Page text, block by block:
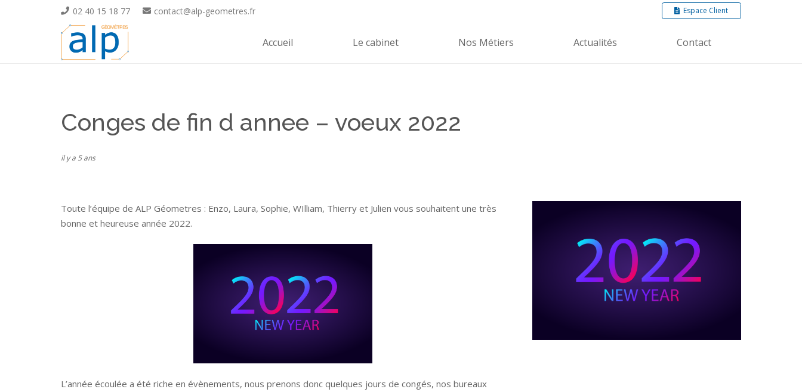
02 40 15 18 77 contact@alp-geometres.fr Espace Client
Accueil Le cabinet Nos Métiers Actualités Contact
Conges de fin d annee – voeux 2022
il y a 5 ans
Toute l’équipe de ALP Géometres : Enzo, Laura, Sophie, WIlliam, Thierry et Julien vous souhaitent une très
bonne et heureuse année 2022.
L’année écoulée a été riche en évènements, nous prenons donc quelques jours de congés, nos bureaux